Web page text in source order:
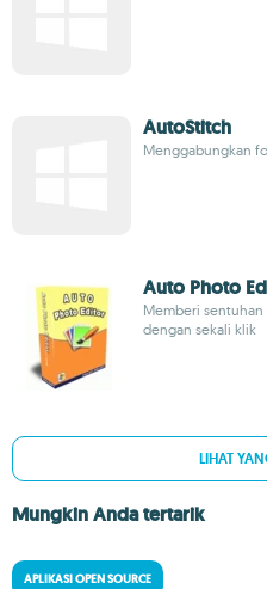
AutoStitch
Menggabungkan
Auto Photo
Memberi
dengan sekali klik
LIHAT
Mungkin Anda tertarik
APLIKASI OPEN SOURCE